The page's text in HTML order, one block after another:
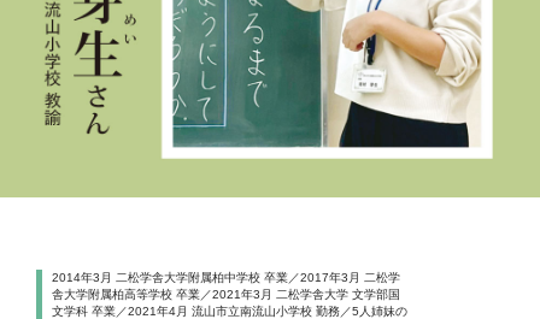
2014年3月 二松学舎大学附属柏中学校 卒業／2017年3月 二松学
舎大学附属柏高等学校 卒業／2021年3月 二松学舎大学 文学部国
文学科 卒業／2021年4月 流山市立南流山小学校 勤務／5人姉妹の